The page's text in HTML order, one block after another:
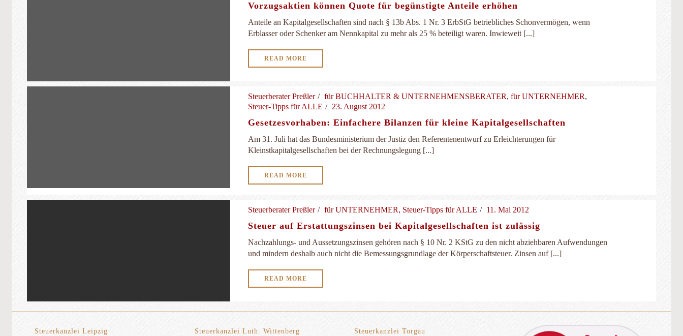
Vorzugsaktien können Quote für begünstigte Anteile erhöhen
Anteile an Kapitalgesellschaften sind nach § 13b Abs. 1 Nr. 3 ErbStG betriebliches Schonvermögen, wenn
Erblasser oder Schenker am Nennkapital zu mehr als 25 % beteiligt waren. Inwieweit [...]
READ MORE
Steuerberater Preßler für BUCHHALTER & UNTERNEHMENSBERATER, für UNTERNEHMER,
Steuer-Tipps für ALLE
23. August 2012
Gesetzesvorhaben: Einfachere Bilanzen für kleine Kapitalgesellschaften
Am 31. Juli hat das Bundesministerium der Justiz den Referentenentwurf zu Erleichterungen für
Kleinstkapitalgesellschaften bei der Rechnungslegung [...]
READ MORE
Steuerberater Preßler für UNTERNEHMER, Steuer-Tipps für ALLE 11. Mai 2012
Steuer auf Erstattungszinsen bei Kapitalgesellschaften ist zulässig
Nachzahlungs- und Aussetzungszinsen gehören nach § 10 Nr. 2 KStG zu den nicht abziehbaren Aufwendungen
und mindern deshalb auch nicht die Bemessungsgrundlage der Körperschaftsteuer. Zinsen auf [...]
READ MORE
Steuerkanzlei Leipzig Steuerkanzlei Luth. Wittenberg Steuerkanzlei Torgau